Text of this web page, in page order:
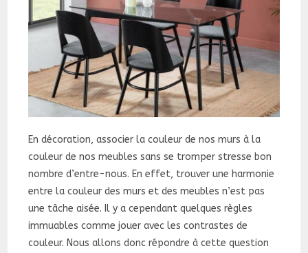
En décoration, associer la couleur de nos murs à la
couleur de nos meubles sans se tromper stresse bon
nombre d’entre-nous. En effet, trouver une harmonie
entre la couleur des murs et des meubles n’est pas
une tâche aisée. Il y a cependant quelques règles
immuables comme jouer avec les contrastes de
couleur. Nous allons donc répondre à cette question